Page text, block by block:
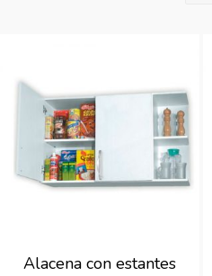
Alacena con estantes